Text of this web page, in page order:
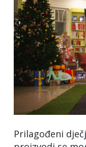
Prilagođeni